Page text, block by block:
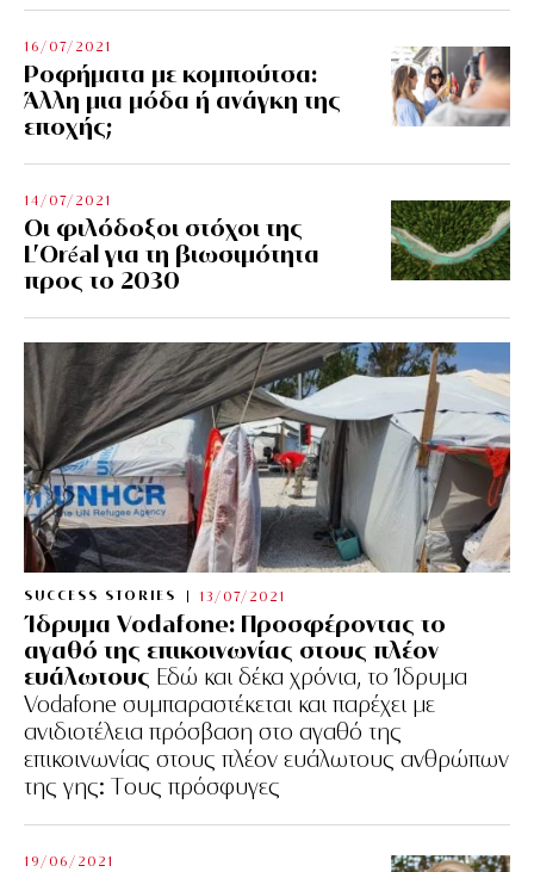
16/07/2021
Ροφήματα με κομπούτσα:
Άλλη μια μόδα ή ανάγκη της
εποχής;
14/07/2021
Οι φιλόδοξοι στόχοι της
L’Oréal για τη βιωσιμότητα
προς το 2030
SUCCESS STORIES 13/07/2021
Ίδρυμα Vodafone: Προσφέροντας το
αγαθό της επικοινωνίας στους πλέον
ευάλωτους Εδώ και δέκα χρόνια, το Ίδρυμα
Vodafone συμπαραστέκεται και παρέχει με
ανιδιοτέλεια πρόσβαση στο αγαθό της
επικοινωνίας στους πλέον ευάλωτους ανθρώπων
της γης: Tους πρόσφυγες
19/06/2021